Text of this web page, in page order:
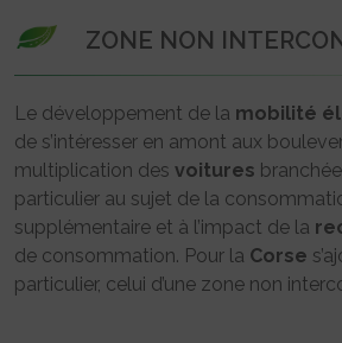
ZONE NON
Le développement de la mobilité
de s’intéresser en amont aux
multiplication des voitures
particulier au sujet de la
supplémentaire et à l’impact de la
de consommation. Pour la Corse
particulier, celui d’une zone non